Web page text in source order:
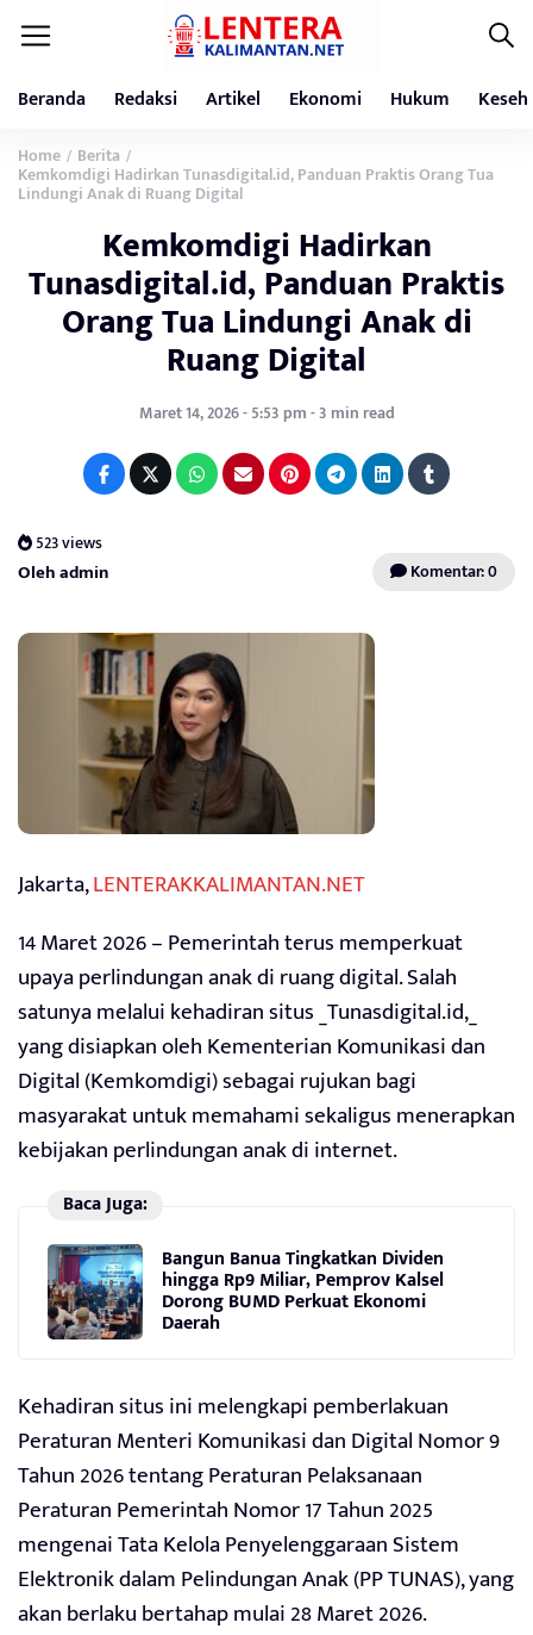
Beranda Redaksi Artikel Ekonomi Hukum
Home / Berita /
Kemkomdigi Hadirkan Tunasdigital.id, Panduan Praktis Orang Tua
Lindungi Anak di Ruang Digital
Kemkomdigi Hadirkan
Tunasdigital.id, Panduan Praktis
Orang Tua Lindungi Anak di
Ruang Digital
Maret 14, 2026 - 5:53 pm - 3 min read
523 views
Oleh admin Komentar: 0
Jakarta,LENTERAKKALIMANTAN.NET
14 Maret 2026 – Pemerintah terus memperkuat
upaya perlindungan anak di ruang digital. Salah
satunya melalui kehadiran situs _Tunasdigital.id,_
yang disiapkan oleh Kementerian Komunikasi dan
Digital (Kemkomdigi) sebagai rujukan bagi
masyarakat untuk memahami sekaligus menerapkan
kebijakan perlindungan anak di internet.
Baca Juga:
Bangun Banua Tingkatkan Dividen
hingga Rp9 Miliar, Pemprov Kalsel
Dorong BUMD Perkuat Ekonomi
Daerah
Kehadiran situs ini melengkapi pemberlakuan
Peraturan Menteri Komunikasi dan Digital Nomor 9
Tahun 2026 tentang Peraturan Pelaksanaan
Peraturan Pemerintah Nomor 17 Tahun 2025
mengenai Tata Kelola Penyelenggaraan Sistem
Elektronik dalam Pelindungan Anak (PP TUNAS), yang
akan berlaku bertahap mulai 28 Maret 2026.